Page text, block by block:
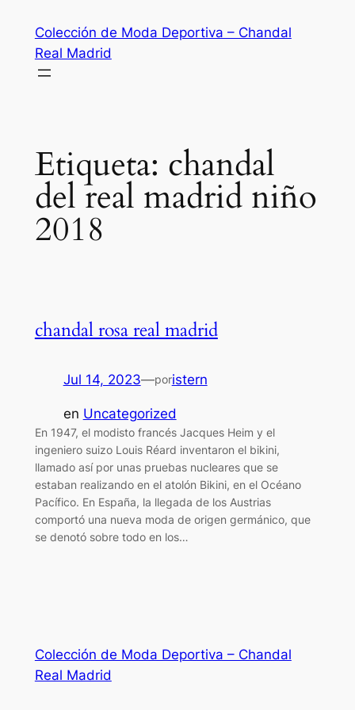
contenido
Colección de Moda Deportiva – Chandal
Real Madrid
Etiqueta: chandal
del real madrid niño
2018
chandal rosa real madrid
Jul 14, 2023—poristern
en Uncategorized
En 1947, el modisto francés Jacques Heim y el
ingeniero suizo Louis Réard inventaron el bikini,
llamado así por unas pruebas nucleares que se
estaban realizando en el atolón Bikini, en el Océano
Pacífico. En España, la llegada de los Austrias
comportó una nueva moda de origen germánico, que
se denotó sobre todo en los…
Colección de Moda Deportiva – Chandal
Real Madrid